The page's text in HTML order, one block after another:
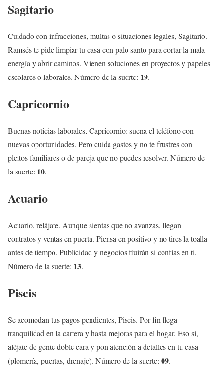
Sagitario
Cuidado con infracciones, multas o situaciones legales, Sagitario.
Ramsés te pide limpiar tu casa con palo santo para cortar la mala
energía y abrir caminos. Vienen soluciones en proyectos y papeles
escolares o laborales. Número de la suerte: 19.
Capricornio
Buenas noticias laborales, Capricornio: suena el teléfono con
nuevas oportunidades. Pero cuida gastos y no te frustres con
pleitos familiares o de pareja que no puedes resolver. Número de
la suerte: 10.
Acuario
Acuario, relájate. Aunque sientas que no avanzas, llegan
contratos y ventas en puerta. Piensa en positivo y no tires la toalla
antes de tiempo. Publicidad y negocios fluirán si confías en ti.
Número de la suerte: 13.
Piscis
Se acomodan tus pagos pendientes, Piscis. Por fin llega
tranquilidad en la cartera y hasta mejoras para el hogar. Eso sí,
aléjate de gente doble cara y pon atención a detalles en tu casa
(plomería, puertas, drenaje). Número de la suerte: 09.